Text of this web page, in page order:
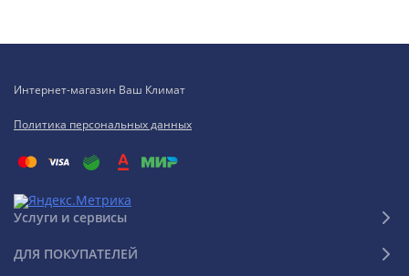
Интернет-магазин Ваш Климат
Политика персональных данных
Услуги и сервисы
ДЛЯ ПОКУПАТЕЛЕЙ